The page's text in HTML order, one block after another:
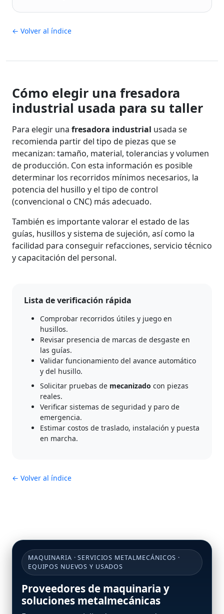
← Volver al índice
Cómo elegir una fresadora
industrial usada para su taller
Para elegir una fresadora industrial usada se
recomienda partir del tipo de piezas que se
mecanizan: tamaño, material, tolerancias y volumen
de producción. Con esta información es posible
determinar los recorridos mínimos necesarios, la
potencia del husillo y el tipo de control
(convencional o CNC) más adecuado.
También es importante valorar el estado de las
guías, husillos y sistema de sujeción, así como la
facilidad para conseguir refacciones, servicio técnico
y capacitación del personal.
Lista de verificación rápida
Comprobar recorridos útiles y juego en
husillos.
Revisar presencia de marcas de desgaste en
las guías.
Validar funcionamiento del avance automático
y del husillo.
Solicitar pruebas de mecanizado con piezas
reales.
Verificar sistemas de seguridad y paro de
emergencia.
Estimar costos de traslado, instalación y puesta
en marcha.
← Volver al índice
MAQUINARIA · SERVICIOS METALMECÁNICOS ·
EQUIPOS NUEVOS Y USADOS
Proveedores de maquinaria y
soluciones metalmecánicas